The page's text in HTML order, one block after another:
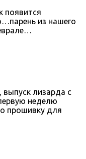
появится
из нашего
выпуск лизарда с
неделю
прошивку для